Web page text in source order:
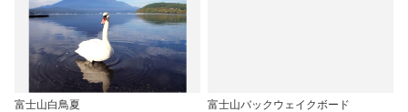
富士山白鳥夏 富士山バックウェイクボード